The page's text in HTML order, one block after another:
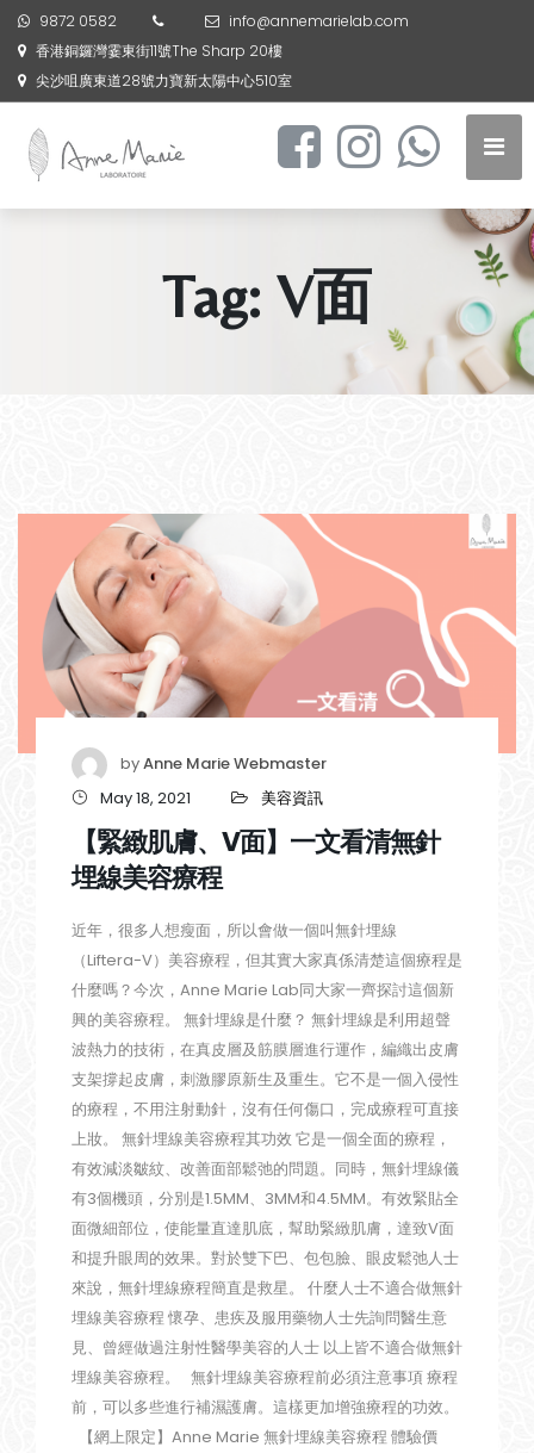
9872 0582
info@annemarielab.com
香港銅鑼灣霎東街11號The Sharp 20樓
尖沙咀廣東道28號力寶新太陽中心510室
Tag: V面
byAnne Marie Webmaster
May 18, 2021
美容資訊
【緊緻肌膚、V面】一文看清無針
埋線美容療程
近年，很多人想瘦面，所以會做一個叫無針埋線
（Liftera-V）美容療程，但其實大家真係清楚這個療程是
什麼嗎？今次，Anne Marie Lab同大家一齊探討這個新
興的美容療程。 無針埋線是什麼？ 無針埋線是利用超聲
波熱力的技術，在真皮層及筋膜層進行運作，編織出皮膚
支架撐起皮膚，刺激膠原新生及重生。它不是一個入侵性
的療程，不用注射動針，沒有任何傷口，完成療程可直接
上妝。 無針埋線美容療程其功效 它是一個全面的療程，
有效減淡皺紋、改善面部鬆弛的問題。同時，無針埋線儀
有3個機頭，分別是1.5MM、3MM和4.5MM。有效緊貼全
面微細部位，使能量直達肌底，幫助緊緻肌膚，達致V面
和提升眼周的效果。對於雙下巴、包包臉、眼皮鬆弛人士
來說，無針埋線療程簡直是救星。 什麼人士不適合做無針
埋線美容療程 懷孕、患疾及服用藥物人士先詢問醫生意
見、曾經做過注射性醫學美容的人士 以上皆不適合做無針
埋線美容療程。 無針埋線美容療程前必須注意事項 療程
前，可以多些進行補濕護膚。這樣更加增強療程的功效。
【網上限定】Anne Marie 無針埋線美容療程 體驗價